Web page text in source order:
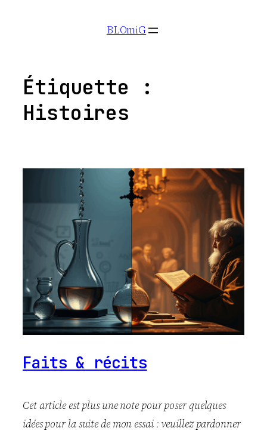
BLOmiG
Étiquette :
Histoires
Faits & récits
Cet article est plus une note pour poser quelques
idées pour la suite de mon essai : veuillez pardonner